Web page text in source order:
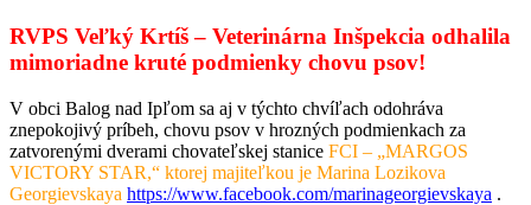
RVPS Veľký Krtíš – Veterinárna Inšpekcia odhalila
mimoriadne kruté podmienky chovu psov!
V obci Balog nad Ipľom sa aj v týchto chvíľach odohráva
znepokojivý príbeh, chovu psov v hrozných podmienkach za
zatvorenými dverami chovateľskej stanice FCI – „MARGOS
VICTORY STAR,“ ktorej majiteľkou je Marina Lozikova
Georgievskaya https://www.facebook.com/marinageorgievskaya .